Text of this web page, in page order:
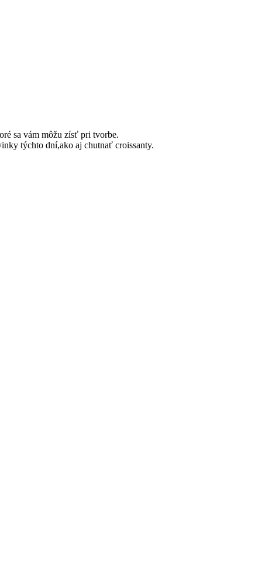
sa vám môžu zísť pri tvorbe.
týchto dní,ako aj chutnať croissanty.